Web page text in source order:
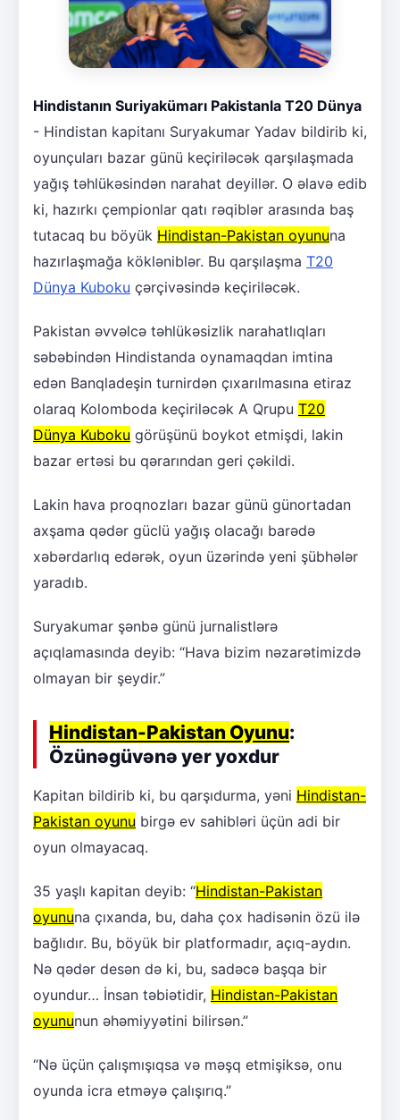
Hindistanın Suriyakümarı Pakistanla T20 Dünya
- Hindistan kapitanı Suryakumar Yadav bildirib ki,
oyunçuları bazar günü keçiriləcək qarşılaşmada
yağış təhlükəsindən narahat deyillər. O əlavə edib
ki, hazırkı çempionlar qatı rəqiblər arasında baş
tutacaq bu böyük Hindistan-Pakistan oyununa
hazırlaşmağa kökləniblər. Bu qarşılaşma T20
Dünya Kuboku çərçivəsində keçiriləcək.
Pakistan əvvəlcə təhlükəsizlik narahatlıqları
səbəbindən Hindistanda oynamaqdan imtina
edən Banqladeşin turnirdən çıxarılmasına etiraz
olaraq Kolomboda keçiriləcək A Qrupu T20
Dünya Kuboku görüşünü boykot etmişdi, lakin
bazar ertəsi bu qərarından geri çəkildi.
Lakin hava proqnozları bazar günü günortadan
axşama qədər güclü yağış olacağı barədə
xəbərdarlıq edərək, oyun üzərində yeni şübhələr
yaradıb.
Suryakumar şənbə günü jurnalistlərə
açıqlamasında deyib: “Hava bizim nəzarətimizdə
olmayan bir şeydir.”
Hindistan-Pakistan Oyunu:
Özünəgüvənə yer yoxdur
Kapitan bildirib ki, bu qarşıdurma, yəni Hindistan-
Pakistan oyunu birgə ev sahibləri üçün adi bir
oyun olmayacaq.
35 yaşlı kapitan deyib: “Hindistan-Pakistan
oyununa çıxanda, bu, daha çox hadisənin özü ilə
bağlıdır. Bu, böyük bir platformadır, açıq-aydın.
Nə qədər desən də ki, bu, sadəcə başqa bir
oyundur… İnsan təbiətidir, Hindistan-Pakistan
oyununun əhəmiyyətini bilirsən.”
“Nə üçün çalışmışıqsa və məşq etmişiksə, onu
oyunda icra etməyə çalışırıq.”